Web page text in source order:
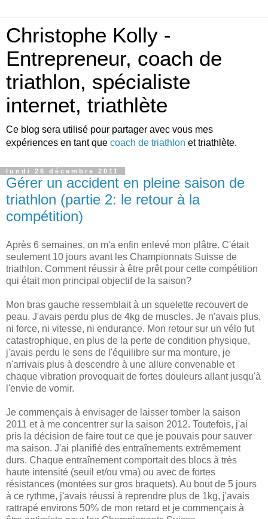
Christophe Kolly -
Entrepreneur, coach de
triathlon, spécialiste
internet, triathlète
Ce blog sera utilisé pour partager avec vous mes
expériences en tant que coach de triathlon et triathlète.
lundi 26 décembre 2011
Gérer un accident en pleine saison de
triathlon (partie 2: le retour à la
compétition)
Après 6 semaines, on m'a enfin enlevé mon plâtre. C'était
seulement 10 jours avant les Championnats Suisse de
triathlon. Comment réussir à être prêt pour cette compétition
qui était mon principal objectif de la saison?
Mon bras gauche ressemblait à un squelette recouvert de
peau. J'avais perdu plus de 4kg de muscles. Je n'avais plus,
ni force, ni vitesse, ni endurance. Mon retour sur un vélo fut
catastrophique, en plus de la perte de condition physique,
j'avais perdu le sens de l'équilibre sur ma monture, je
n'arrivais plus à descendre à une allure convenable et
chaque vibration provoquait de fortes douleurs allant jusqu'à
l'envie de vomir.
Je commençais à envisager de laisser tomber la saison
2011 et à me concentrer sur la saison 2012. Toutefois, j'ai
pris la décision de faire tout ce que je pouvais pour sauver
ma saison. J'ai planifié des entraînements extrêmement
durs. Chaque entraînement comportait des blocs à très
haute intensité (seuil et/ou vma) ou avec de fortes
résistances (montées sur gros braquets). Au bout de 5 jours
à ce rythme, j'avais réussi à reprendre plus de 1kg, j'avais
rattrapé environs 50% de mon retard et je commençais à